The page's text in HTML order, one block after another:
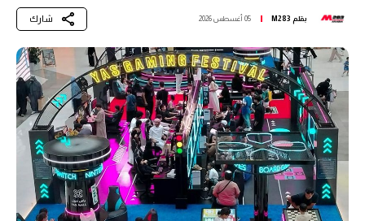
بقلم M283 05 أغسطس 2026 شارك